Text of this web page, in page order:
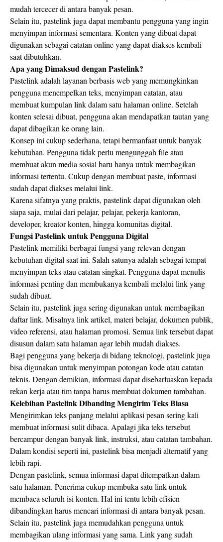
mudah tercecer di antara banyak pesan.
Selain itu, pastelink juga dapat membantu pengguna yang ingin
menyimpan informasi sementara. Konten yang dibuat dapat
digunakan sebagai catatan online yang dapat diakses kembali
saat dibutuhkan.
Apa yang Dimaksud dengan Pastelink?
Pastelink adalah layanan berbasis web yang memungkinkan
pengguna menempelkan teks, menyimpan catatan, atau
membuat kumpulan link dalam satu halaman online. Setelah
konten selesai dibuat, pengguna akan mendapatkan tautan yang
dapat dibagikan ke orang lain.
Konsep ini cukup sederhana, tetapi bermanfaat untuk banyak
kebutuhan. Pengguna tidak perlu mengunggah file atau
membuat akun media sosial baru hanya untuk membagikan
informasi tertentu. Cukup dengan membuat paste, informasi
sudah dapat diakses melalui link.
Karena sifatnya yang praktis, pastelink dapat digunakan oleh
siapa saja, mulai dari pelajar, pelajar, pekerja kantoran,
developer, kreator konten, hingga komunitas digital.
Fungsi Pastelink untuk Pengguna Digital
Pastelink memiliki berbagai fungsi yang relevan dengan
kebutuhan digital saat ini. Salah satunya adalah sebagai tempat
menyimpan teks atau catatan singkat. Pengguna dapat menulis
informasi penting dan membukanya kembali melalui link yang
sudah dibuat.
Selain itu, pastelink juga sering digunakan untuk membagikan
daftar link. Misalnya link artikel, materi belajar, dokumen publik,
video referensi, atau halaman promosi. Semua link tersebut dapat
disusun dalam satu halaman agar lebih mudah diakses.
Bagi pengguna yang bekerja di bidang teknologi, pastelink juga
bisa digunakan untuk menyimpan potongan kode atau catatan
teknis. Dengan demikian, informasi dapat disebarluaskan kepada
rekan kerja atau tim tanpa harus membuat dokumen tambahan.
Kelebihan Pastelink Dibanding Mengirim Teks Biasa
Mengirimkan teks panjang melalui aplikasi pesan sering kali
membuat informasi sulit dibaca. Apalagi jika teks tersebut
bercampur dengan banyak link, instruksi, atau catatan tambahan.
Dalam kondisi seperti ini, pastelink bisa menjadi alternatif yang
lebih rapi.
Dengan pastelink, semua informasi dapat ditempatkan dalam
satu halaman. Penerima cukup membuka satu link untuk
membaca seluruh isi konten. Hal ini tentu lebih efisien
dibandingkan harus mencari informasi di antara banyak pesan.
Selain itu, pastelink juga memudahkan pengguna untuk
membagikan ulang informasi yang sama. Link yang sudah